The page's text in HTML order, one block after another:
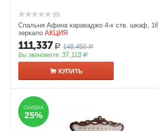
(0)
Спальня Афина караваджо 4-х ств. шкаф,
зеркало АКЦИЯ
111,337 Р 148,450 Р
Вы экономите: 37,113 Р
КУПИТЬ
СКИДКА
25%
СКИДКА
25%